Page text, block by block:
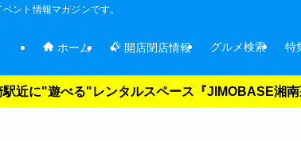
ント情報マガジンです。
ホーム 開店閉店情報 グルメ検索 特
駅近に"遊べる"レンタルスペース『JIMOBASE湘南